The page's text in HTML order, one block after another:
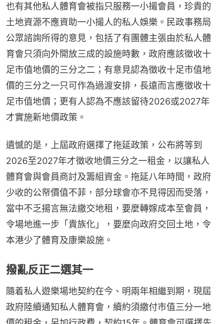
也有其他私人體育會被指只服務一小撮會員，珍貴的
土地資源不應資助一小撮人的私人娛樂。民政事務局
公眾諮詢所得的意見，包括了有團體主張由於私人體
育會只須向外開放三成的設施時數，政府應該徵收十
足市值地價的三分之二；有意見認為徵收十足市值地
價的三分之一只可作為過渡安排，長遠而言應徵收十
足市值地價；更有人認為不應該留待2026或2027年
才實施新地價政策。
遺憾的是，上屆政府選擇了拖延政策，公布將等到
2026至2027年才徵收地價三分之一租金，以讓私人
體育會與會員商討及籌組資金。拖延八年時間，政府
少收的公帑價值不菲，部分球會亦不見得因而受落，
當中不乏揚言無法繳交地租，要麼轉嫁成本至會員，
令場地進一步「貴族化」，要麼向政府交回土地，令
本港少了體育及康樂設施。
撥亂反正二選其一
隨着私人遊樂場地契約在今、明兩年相繼到期，現屆
政府陸續通知私人體育會，續約須繳付市值三分一地